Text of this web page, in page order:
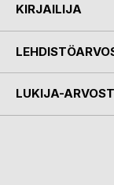
KIRJAILIJA
LUKIJA-